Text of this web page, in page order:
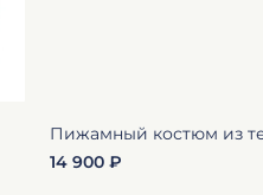
Пижамный костюм из
14 900 ₽